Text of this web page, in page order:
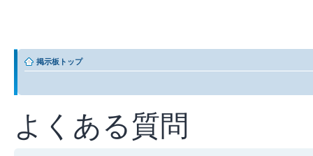
掲示板トップ
よくある質問